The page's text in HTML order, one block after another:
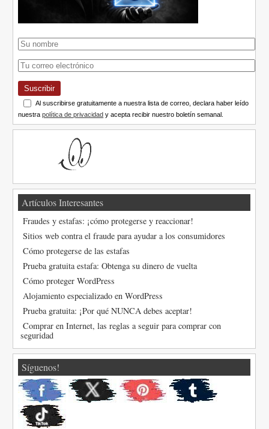
Suscribir
Al suscribirse gratuitamente a nuestra lista de correo, declara haber leído
nuestrapolítica de privacidad y acepta recibir nuestro boletín semanal.
Artículos Interesantes
Fraudes y estafas: ¡cómo protegerse y reaccionar!
Sitios web contra el fraude para ayudar a los consumidores
Cómo protegerse de las estafas
Prueba gratuita estafa: Obtenga su dinero de vuelta
Cómo proteger WordPress
Alojamiento especializado en WordPress
Prueba gratuita: ¡Por qué NUNCA debes aceptar!
Comprar en Internet, las reglas a seguir para comprar con
seguridad
Síguenos!